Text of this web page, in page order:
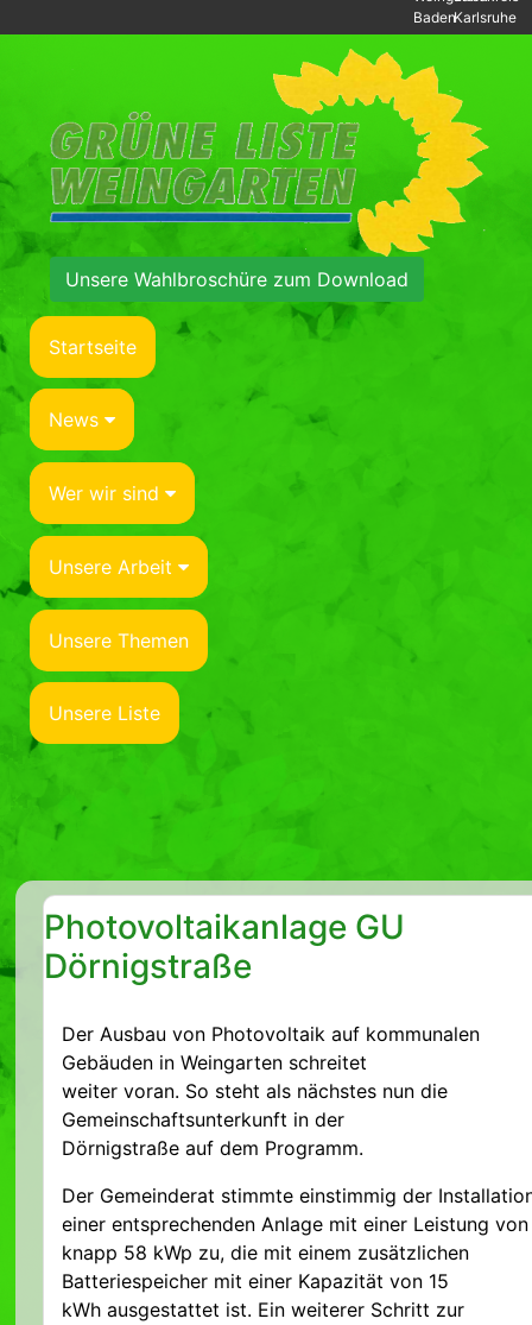
BadenKarlsruhe
Unsere Wahlbroschüre zum Download
Startseite
News
Wer wir sind
Unsere Arbeit
Unsere Themen
Unsere Liste
Photovoltaikanlage GU
Dörnigstraße
Der Ausbau von Photovoltaik auf kommunalen
Gebäuden in Weingarten schreitet
weiter voran. So steht als nächstes nun die
Gemeinschaftsunterkunft in der
Dörnigstraße auf dem Programm.
Der Gemeinderat stimmte einstimmig der
einer entsprechenden Anlage mit einer Leistung von
knapp 58 kWp zu, die mit einem zusätzlichen
Batteriespeicher mit einer Kapazität von 15
kWh ausgestattet ist. Ein weiterer Schritt zur